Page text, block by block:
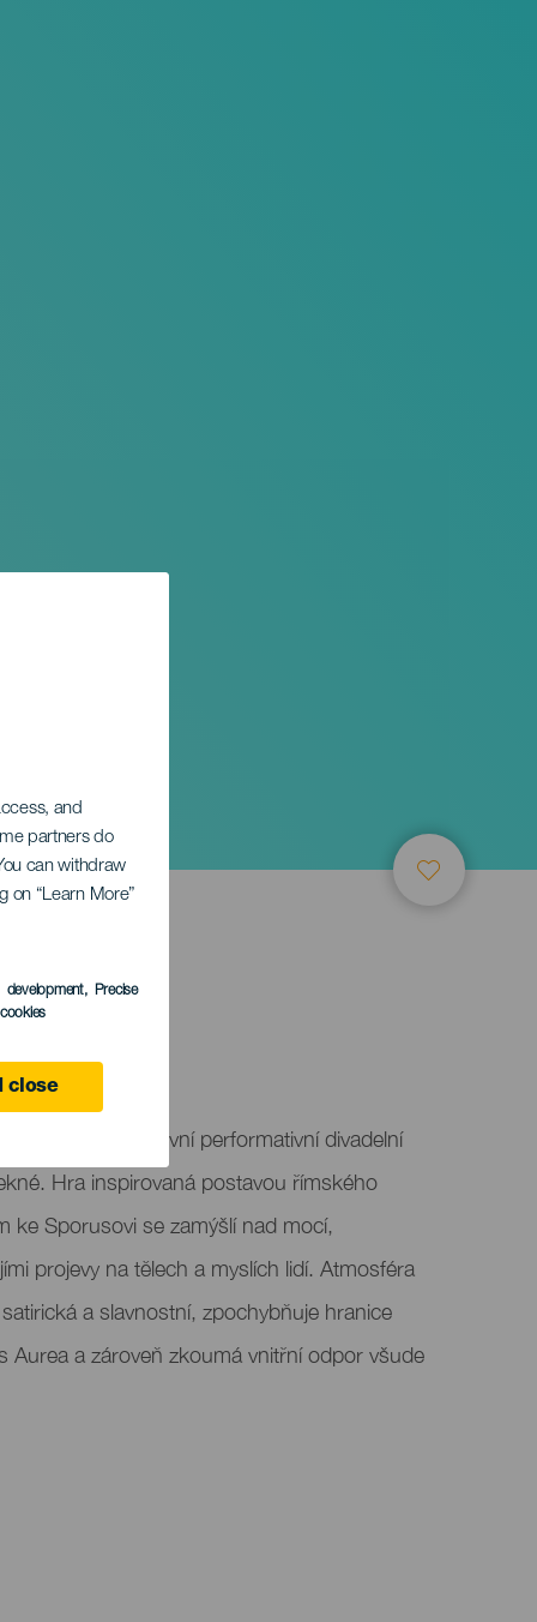
and
partners do
can withdraw
on “Learn More”
development, Precise
close
res: inovativní performativní divadelní
Hra inspirovaná postavou římského
ke Sporusovi se zamýšlí nad mocí,
projevy na tělech a myslích lidí. Atmosféra
a slavnostní, zpochybňuje hranice
Aurea a zároveň zkoumá vnitřní odpor všude